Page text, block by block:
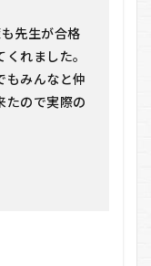
先生が合格
れました。
もみんなと仲
たので実際の